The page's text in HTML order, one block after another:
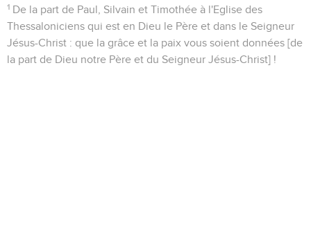
1 De la part de Paul, Silvain et Timothée à l'Eglise des
Thessaloniciens qui est en Dieu le Père et dans le Seigneur
Jésus-Christ : que la grâce et la paix vous soient données [de
la part de Dieu notre Père et du Seigneur Jésus-Christ] !